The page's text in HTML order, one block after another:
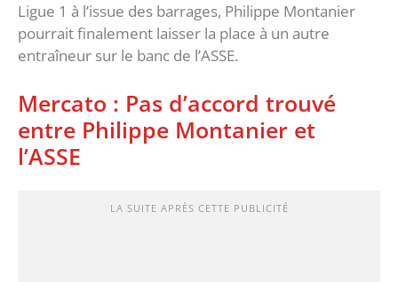
Ligue 1 à l’issue des barrages, Philippe Montanier
pourrait finalement laisser la place à un autre
entraîneur sur le banc de l’ASSE.
Mercato : Pas d’accord trouvé
entre Philippe Montanier et
l’ASSE
LA SUITE APRÈS CETTE PUBLICITÉ